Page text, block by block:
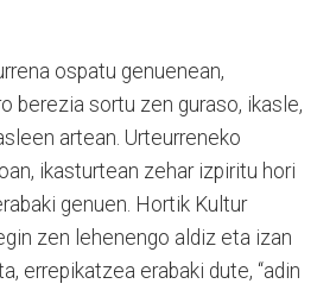
ospatu genuenean,
berezia sortu zen guraso, ikasle,
artean. Urteurreneko
ikasturtean zehar izpiritu hori
genuen. Hortik Kultur
zen lehenengo aldiz eta izan
errepikatzea erabaki dute, “adin